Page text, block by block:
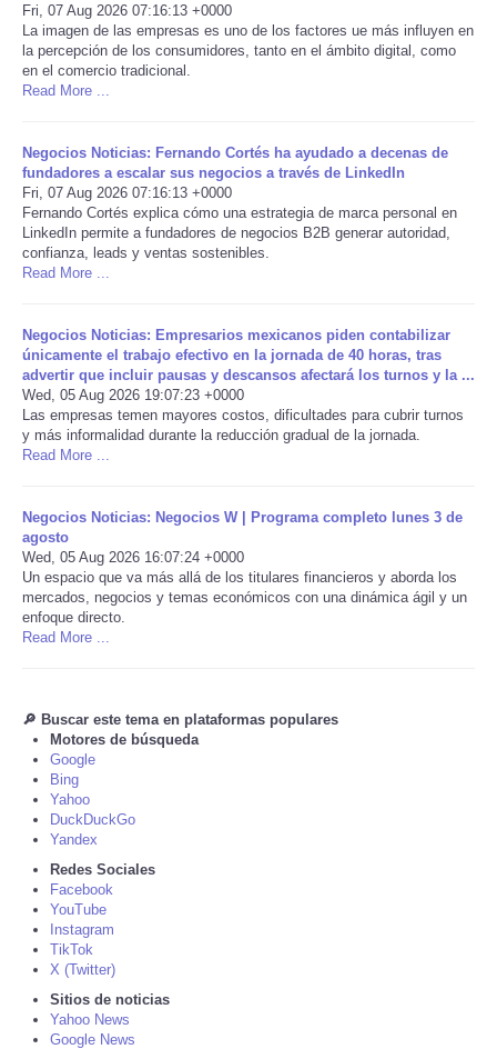
USA
World
Portada de Noticias
America Latina
Deportes
EEUU
Especiales
Internacionales
Negocios
Salud
Tiempo
CATEGORIES
CONTACT
SEARCH
SHOPPING
Fri, 07 Aug 2026 07:16:13 +0000
La imagen de las empresas es uno de los factores ue más influyen en
la percepción de los consumidores, tanto en el ámbito digital, como
en el comercio tradicional.
Read More ...
Negocios Noticias: Fernando Cortés ha ayudado a decenas de
fundadores a escalar sus negocios a través de LinkedIn
Fri, 07 Aug 2026 07:16:13 +0000
Fernando Cortés explica cómo una estrategia de marca personal en
LinkedIn permite a fundadores de negocios B2B generar autoridad,
confianza, leads y ventas sostenibles.
Read More ...
Negocios Noticias: Empresarios mexicanos piden contabilizar
únicamente el trabajo efectivo en la jornada de 40 horas, tras
advertir que incluir pausas y descansos afectará los turnos y la ...
Wed, 05 Aug 2026 19:07:23 +0000
Las empresas temen mayores costos, dificultades para cubrir turnos
y más informalidad durante la reducción gradual de la jornada.
Read More ...
Negocios Noticias: Negocios W | Programa completo lunes 3 de
agosto
Wed, 05 Aug 2026 16:07:24 +0000
Un espacio que va más allá de los titulares financieros y aborda los
mercados, negocios y temas económicos con una dinámica ágil y un
enfoque directo.
Read More ...
🔎 Buscar este tema en plataformas populares
Motores de búsqueda
Google
Bing
Yahoo
DuckDuckGo
Yandex
Redes Sociales
Facebook
YouTube
Instagram
TikTok
X (Twitter)
Sitios de noticias
Yahoo News
Google News